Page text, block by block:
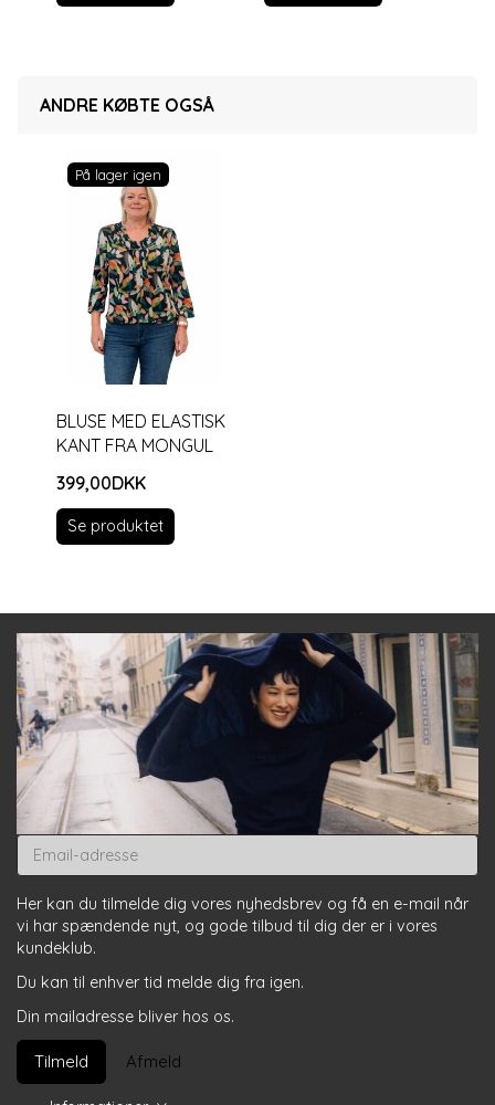
ANDRE KØBTE OGSÅ
På lager igen
BLUSE MED ELASTISK
KANT FRA MONGUL
399,00DKK
Se produktet
Email-
adresse
Her kan du tilmelde dig vores nyhedsbrev og få en e-mail når
vi har spændende nyt, og gode tilbud til dig der er i vores
kundeklub.
Du kan til enhver tid melde dig fra igen.
Din mailadresse bliver hos os.
Tilmeld Afmeld